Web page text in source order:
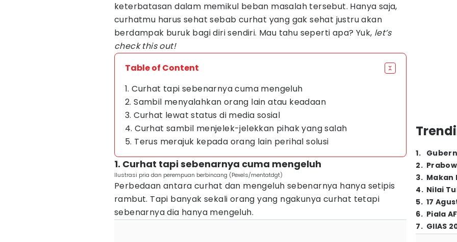
keterbatasan dalam memikul beban masalah tersebut. Hanya saja,
curhatmu harus sehat sebab curhat yang gak sehat justru akan
berdampak buruk bagi diri sendiri. Mau tahu seperti apa? Yuk, let’s
check this out!
Table of Content
1. Curhat tapi sebenarnya cuma mengeluh
2. Sambil menyalahkan orang lain atau keadaan
3. Curhat lewat status di media sosial
4. Curhat sambil menjelek-jelekkan pihak yang salah
5. Terus merajuk kepada orang lain perihal solusi
1. Curhat tapi sebenarnya cuma mengeluh
Ilustrasi pria dan perempuan berbincang (Pexels/mentatdgt)
Perbedaan antara curhat dan mengeluh sebenarnya hanya setipis
rambut. Tapi banyak sekali orang yang ngakunya curhat tetapi
sebenarnya dia hanya mengeluh.
1.
2.
3. Makan
4. Nilai
5. 17
6. Piala
7. GIIAS